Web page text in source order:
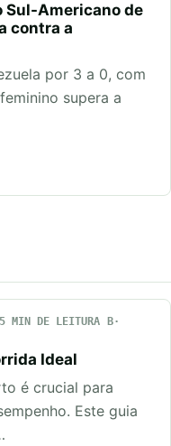
Sul-Americano de
contra a
por 3 a 0, com
supera a
5 MIN DE LEITURA
Ideal
é crucial para
Este guia